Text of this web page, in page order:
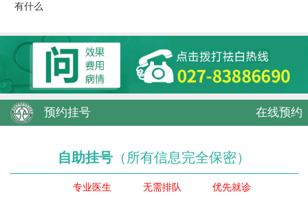
有什么
预约挂号 在线预约
自助挂号 （所有信息完全保密）
专业医生 无需排队 优先就诊